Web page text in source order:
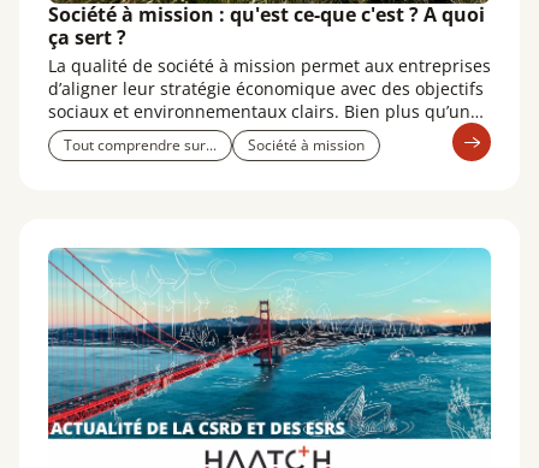
Société à mission : qu'est ce-que c'est ? A quoi
ça sert ?
La qualité de société à mission permet aux entreprises
d’aligner leur stratégie économique avec des objectifs
sociaux et environnementaux clairs. Bien plus qu’un
engagement symbolique, elle constitue un travail de
questionnement en profondeur, un chemin de
Tout comprendre sur... Société à mission